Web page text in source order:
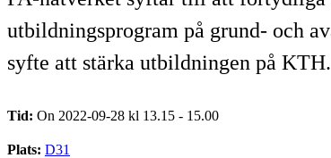
utbildningsprogram på grund- och
syfte att stärka utbildningen på KTH.
Tid: On 2022-09-28 kl 13.15 - 15.00
Plats: D31